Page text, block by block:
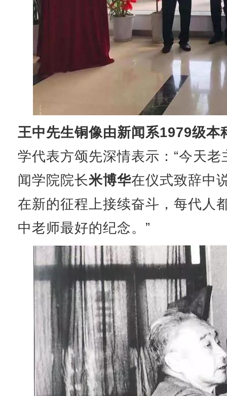
王中先生铜像由新闻系1979级本
学代表方颂先深情表示：“今天
闻学院院长米博华在仪式致辞中
在新的征程上接续奋斗，每代人
中老师最好的纪念。”